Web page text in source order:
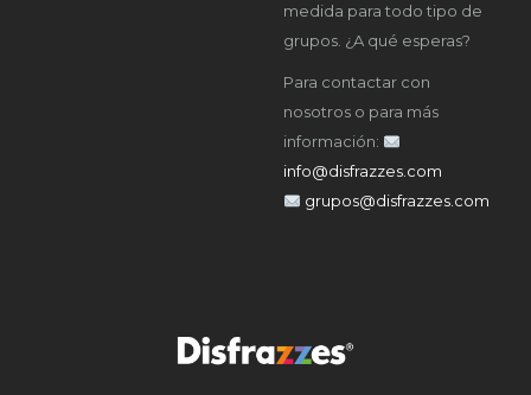
medida para todo tipo de
grupos. ¿A qué esperas?
Para contactar con
nosotros o para más
información:
info@disfrazzes.com
grupos@disfrazzes.com